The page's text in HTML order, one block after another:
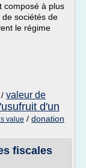
composé à plus
sociétés de
le régime
/ valeur de
d'un
value / donation
fiscales